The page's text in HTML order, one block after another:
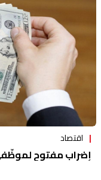
اقتصاد
إضراب مفتوح لموظّفي